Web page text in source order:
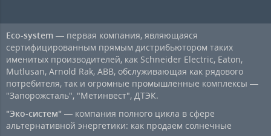
Eco-system — первая компания, являющаяся
сертифицированным прямым дистрибьютором таких
именитых производителей, как Schneider Electric, Eaton,
Mutlusan, Arnold Rak, ABB, обслуживающая как рядового
потребителя, так и огромные промышленные комплексы —
"Запорожсталь", "Метинвест", ДТЭК.
"Эко-систем" — компания полного цикла в сфере
альтернативной энергетики: как продаем солнечные